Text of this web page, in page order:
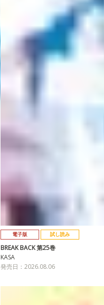
電子版 試し読み
BREAK BACK 第25巻
KASA
発売日：2026.08.06